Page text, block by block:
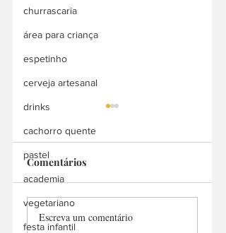
churrascaria
área para criança
espetinho
cerveja artesanal
drinks
cachorro quente
pastel
academia
vegetariano
festa infantil
Manu Churros
Delivery
Comentários
Escreva um comentário